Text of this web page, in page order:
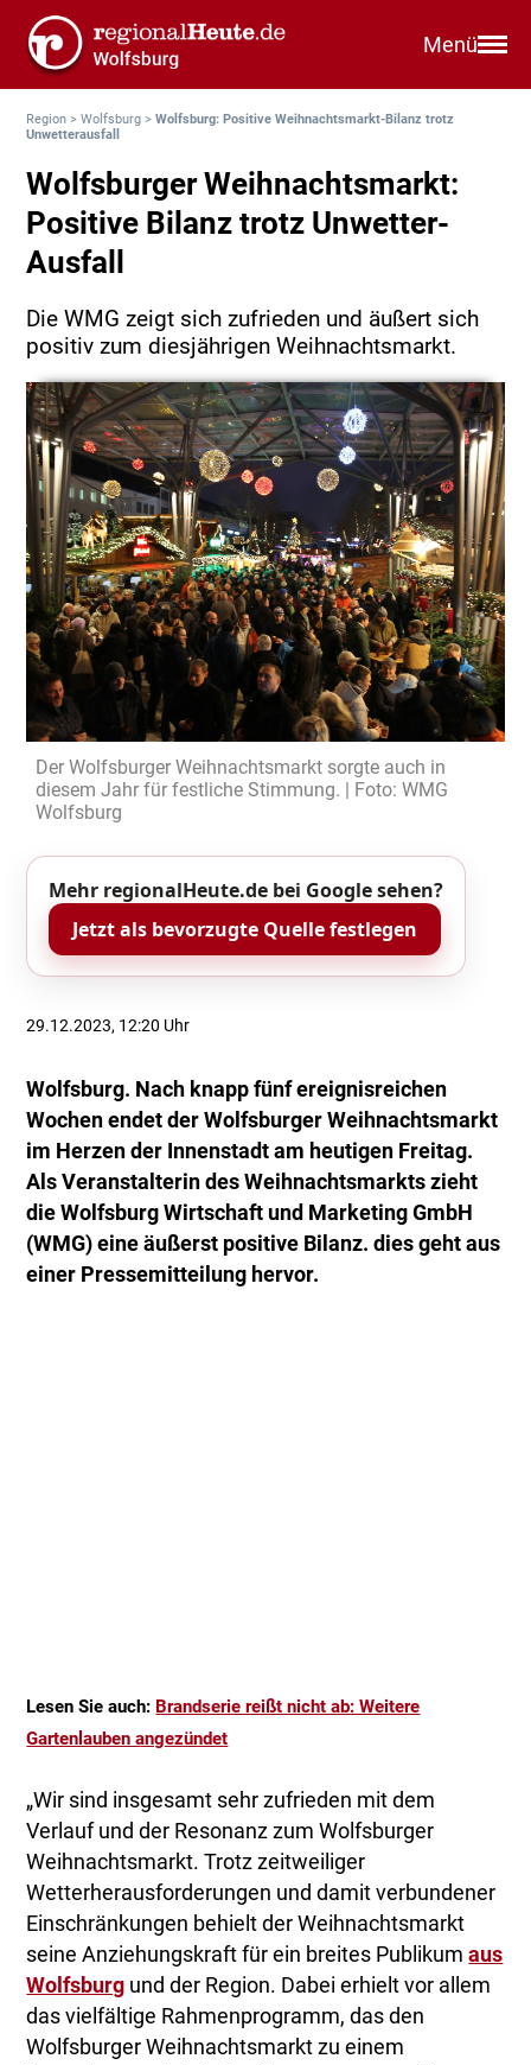
Menü
Region >Wolfsburg >Wolfsburg: Positive Weihnachtsmarkt-Bilanz trotz
Unwetterausfall
Wolfsburger Weihnachtsmarkt:
Positive Bilanz trotz Unwetter-
Ausfall
Die WMG zeigt sich zufrieden und äußert sich
positiv zum diesjährigen Weihnachtsmarkt.
Der Wolfsburger Weihnachtsmarkt sorgte auch in
diesem Jahr für festliche Stimmung. | Foto: WMG
Wolfsburg
Mehr regionalHeute.de bei Google sehen?
Jetzt als bevorzugte Quelle festlegen
29.12.2023, 12:20 Uhr
Wolfsburg. Nach knapp fünf ereignisreichen
Wochen endet der Wolfsburger Weihnachtsmarkt
im Herzen der Innenstadt am heutigen Freitag.
Als Veranstalterin des Weihnachtsmarkts zieht
die Wolfsburg Wirtschaft und Marketing GmbH
(WMG) eine äußerst positive Bilanz. dies geht aus
einer Pressemitteilung hervor.
Lesen Sie auch: Brandserie reißt nicht ab: Weitere
Gartenlauben angezündet
„Wir sind insgesamt sehr zufrieden mit dem
Verlauf und der Resonanz zum Wolfsburger
Weihnachtsmarkt. Trotz zeitweiliger
Wetterherausforderungen und damit verbundener
Einschränkungen behielt der Weihnachtsmarkt
seine Anziehungskraft für ein breites Publikumaus
Wolfsburg und der Region. Dabei erhielt vor allem
das vielfältige Rahmenprogramm, das den
Wolfsburger Weihnachtsmarkt zu einem